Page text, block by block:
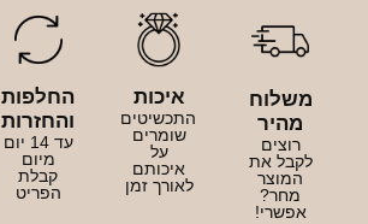
משלוח
מהיר
רוצים
לקבל את
המוצר
מחר?
אפשרי!
איכות
התכשיטים
שומרים
על
איכותם
לאורך זמן
החלפות
והחזרות
עד 14 יום
מיום
קבלת
הפריט